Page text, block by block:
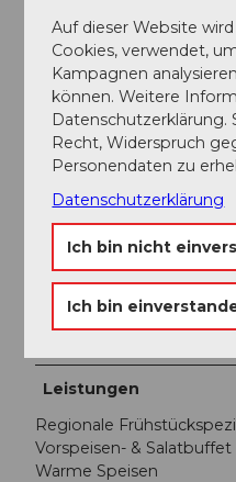
Preis Kind: CHF 24.00
Inkl. Getränke (Kaffee,
und Leitungswasser).
Bahnfahrt muss separat
Facebook
YouTube
Leistungen
Regionale
Vorspeisen- & Salatbuffet
Warme Speisen
Auf dieser Website
Cookies, verwendet,
Kampagnen
können. Weitere
Datenschutzerklärung.
Recht, Widerspruch
Personendaten zu
Datenschutzerklärung
Ich bin nicht
Ich bin